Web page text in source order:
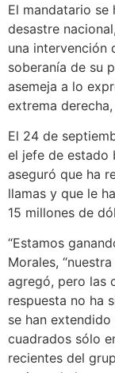
El mandatario
desastre
una intervención
soberanía de su
asemeja a lo
extrema
El 24 de
el jefe de estado
aseguró que ha
llamas y que le
15 millones de
“Estamos
Morales,
agregó, pero las
respuesta no ha
se han
cuadrados sólo
recientes del